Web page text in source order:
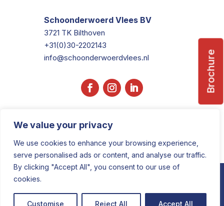
We value your privacy
We use cookies to enhance your browsing experience,
serve personalised ads or content, and analyse our traffic.
By clicking "Accept All", you consent to our use of
cookies.
Customise Reject All Accept All
Schoonderwoerd Vlees BV
3721 TK Bilthoven
+31(0)30-2202143
info@schoonderwoerdvlees.nl
Brochure